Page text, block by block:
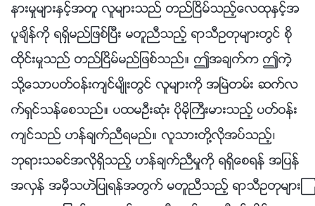
နားမႈမ်ားႏွင့္အတူ လူမ်ားသည္ တည္ၿငိမ္သည့္ေလထုႏွင့္အ
ပူခ်ိန္ကို ရရွိမည္ျဖစ္ၿပီး မတူညီသည့္ ရာသီဥတုမ်ားတြင္ စို
ထိုင္းမႈသည္ တည္ၿငိမ္မည္ျဖစ္သည္။ ဤအခ်က္က ဤကဲ့
သို႔ေသာပတ္ဝန္းက်င္မ်ိဳးတြင္ လူမ်ားကို အၿမဲတမ္း ဆက္လ
က္ရွင္သန္ေစသည္။ ပထမဦးဆုံး ပိုမိုႀကီးမားသည့္ ပတ္ဝန္း
က်င္သည္ ဟန္ခ်က္ညီရမည္။ လူသားတို႔လိုအပ္သည့္၊
ဘုရားသခင္အလိုရွိသည့္ ဟန္ခ်က္ညီမႈကို ရရွိေစရန္ အျပန္
အလွန္ အမွီသဟဲျပဳရန္အတြက္ မတူညီသည့္ ရာသီဥတုမ်ားၾ